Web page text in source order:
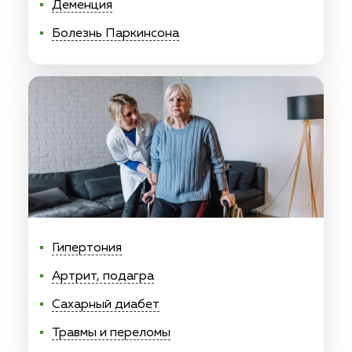
Деменция
Болезнь Паркинсона
Гипертония
Артрит, подагра
Сахарный диабет
Травмы и переломы